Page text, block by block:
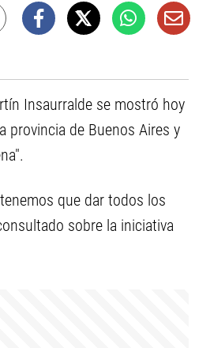
Insaurralde se mostró hoy
provincia de Buenos Aires y
que dar todos los
sobre la iniciativa